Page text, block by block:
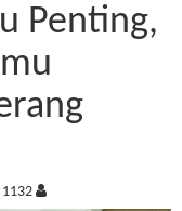
Penting,